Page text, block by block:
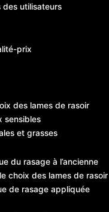
des utilisateurs
prix
des lames de rasoir
sensibles
et grasses
du rasage à l’ancienne
choix des lames de rasoir
de rasage appliquée